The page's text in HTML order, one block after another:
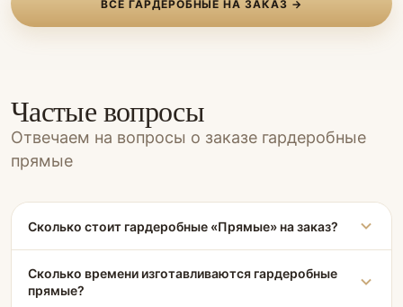
ВСЕ ГАРДЕРОБНЫЕ НА ЗАКАЗ →
Частые вопросы
Отвечаем на вопросы о заказе гардеробные
прямые
Сколько стоит гардеробные «Прямые» на заказ?
Сколько времени изготавливаются гардеробные
прямые?